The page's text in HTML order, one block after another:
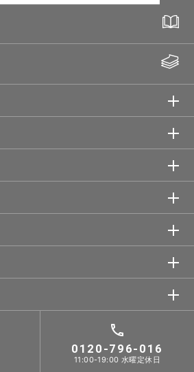
0120-796-016
11:00-19:00 水曜定休日